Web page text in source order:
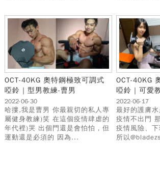
OCT-40KG 奧特鋼極致可調式
啞鈴｜型男教練-曹男
2022-06-30
哈摟,我是曹男 你最親切的私人專
屬健身教練)笑 在這個疫情肆虐的
年代裡)哭 出個門還是會怕怕，但
運動還是必須的 因為...
OCT-40KG
啞鈴｜可愛
2022-06-17
最好的護膚
疫情不出門
疫情風險、
所以